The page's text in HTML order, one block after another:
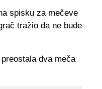
spisku za mečeve
tražio da ne bude
dva meča